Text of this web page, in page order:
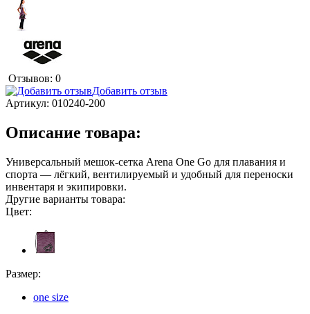
Отзывов: 0
Добавить отзыв
Артикул: 010240-200
Описание товара:
Универсальный мешок-сетка Arena One Go для плавания и
спорта — лёгкий, вентилируемый и удобный для переноски
инвентаря и экипировки.
Другие варианты товара:
Цвет:
Размер:
one size